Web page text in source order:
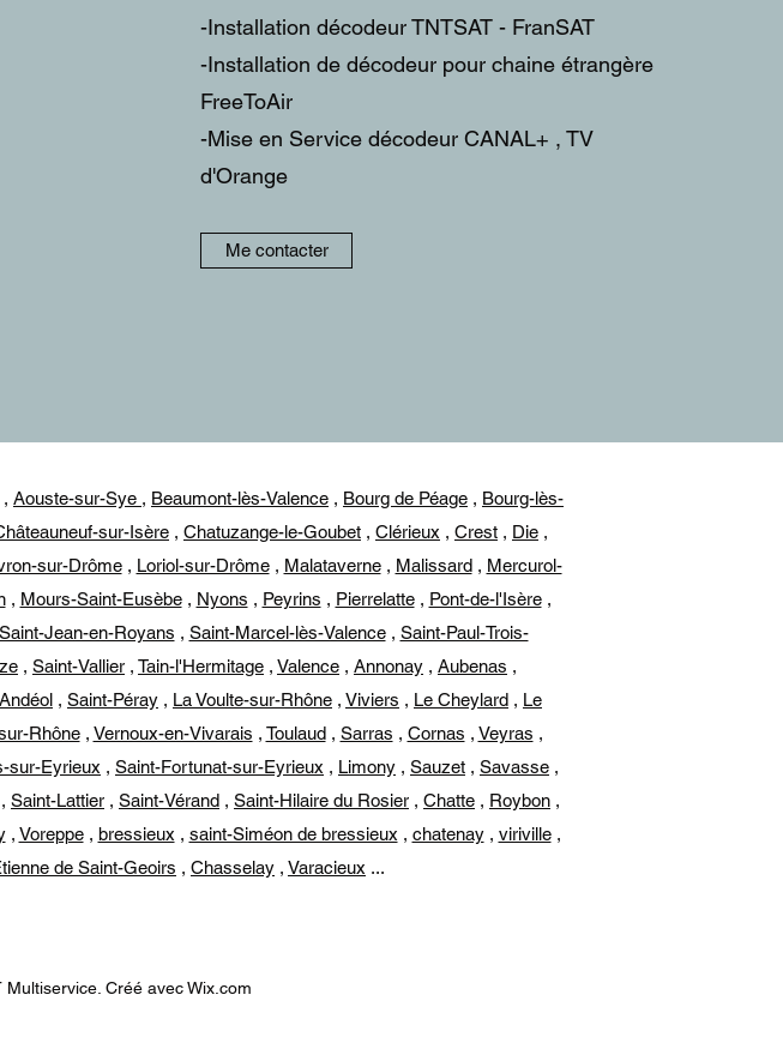
-Installation décodeur TNTSAT - FranSAT
-Installation de décodeur pour chaine étrangère
FreeToAir
-Mise en Service décodeur CANAL+ , TV
d'Orange
Me contacter
, Aouste-sur-Sye , Beaumont-lès-Valence , Bourg de Péage , Bourg-lès-
sur-Isère , Chatuzange-le-Goubet , Clérieux , Crest , Die ,
sur-Drôme, Loriol-sur-Drôme, Malataverne, Malissard, Mercurol-
, Mours-Saint-Eusèbe, Nyons , Peyrins , Pierrelatte, Pont-de-l'Isère,
Saint-Jean-en-Royans , Saint-Marcel-lès-Valence, Saint-Paul-Trois-
, Saint-Vallier , Tain-l'Hermitage , Valence , Annonay , Aubenas ,
, Saint-Péray , La Voulte-sur-Rhône , Viviers , Le Cheylard , Le
Rhône, Vernoux-en-Vivarais , Toulaud, Sarras , Cornas , Veyras ,
sur-Eyrieux , Saint-Fortunat-sur-Eyrieux , Limony , Sauzet , Savasse ,
, Saint-Lattier , Saint-Vérand , Saint-Hilaire du Rosier , Chatte , Roybon ,
, Voreppe, bressieux , saint-Siméon de bressieux , chatenay, viriville,
de Saint-Geoirs , Chasselay , Varacieux ...
Créé avec Wix.com